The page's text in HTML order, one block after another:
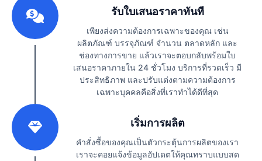
รับใบเสนอราคาทันที
เพียงส่งความต้องการเฉพาะของคุณ เช่น
ผลิตภัณฑ์ บรรจุภัณฑ์ จำนวน ตลาดหลัก และ
ช่องทางการขาย แล้วเราจะตอบกลับพร้อมใบ
เสนอราคาภายใน 24 ชั่วโมง บริการที่รวดเร็ว มี
ประสิทธิภาพ และปรับแต่งตามความต้องการ
เฉพาะบุคคลคือสิ่งที่เราทำได้ดีที่สุด
เริ่มการผลิต
คำสั่งซื้อของคุณเป็นตัวกระตุ้นการผลิตของเรา
เราจะคอยแจ้งข้อมูลอัปเดตให้คุณทราบแบบสด